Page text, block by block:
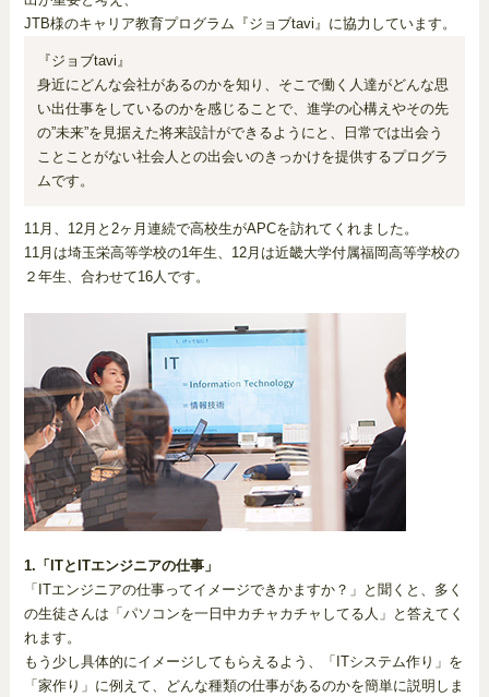
JTB様のキャリア教育プログラム『ジョブtavi』に協力しています。
『ジョブtavi』
身近にどんな会社があるのかを知り、そこで働く人達がどんな思
い出仕事をしているのかを感じることで、進学の心構えやその先
の”未来”を見据えた将来設計ができるようにと、日常では出会う
ことことがない社会人との出会いのきっかけを提供するプログラ
ムです。
11月、12月と2ヶ月連続で高校生がAPCを訪れてくれました。
11月は埼玉栄高等学校の1年生、12月は近畿大学付属福岡高等学校の
２年生、合わせて16人です。
1.「ITとITエンジニアの仕事」
「ITエンジニアの仕事ってイメージできかますか？」と聞くと、多く
の生徒さんは「パソコンを一日中カチャカチャしてる人」と答えてく
れます。
もう少し具体的にイメージしてもらえるよう、「ITシステム作り」を
「家作り」に例えて、どんな種類の仕事があるのかを簡単に説明しま